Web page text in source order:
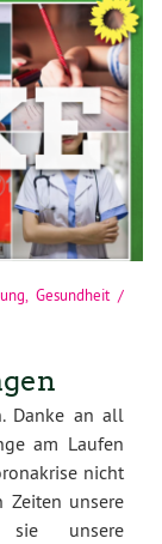
Gesundheit /
Danke an all
am Laufen
nicht
Zeiten unsere
sie unsere